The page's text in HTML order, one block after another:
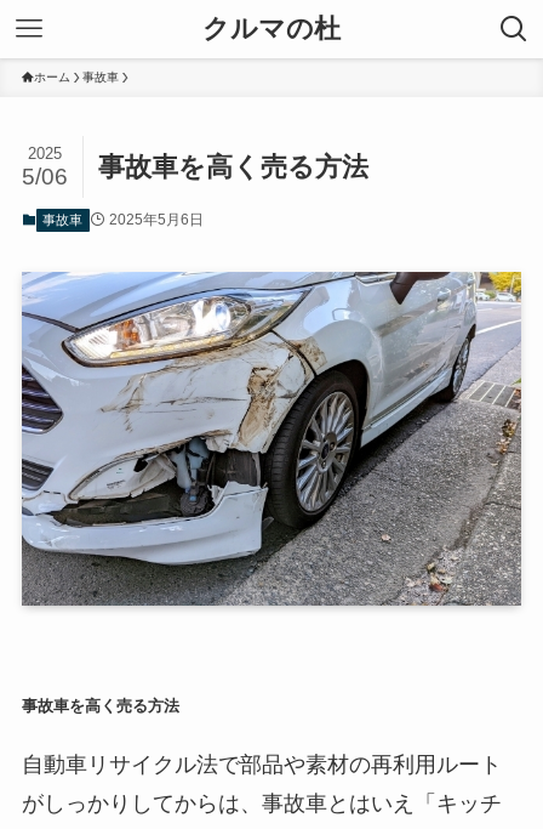
クルマの杜
ホーム 事故車
事故車を高く売る方法
2025
5/06
事故車 2025年5月6日
事故車を高く売る方法
自動車リサイクル法で部品や素材の再利用ルート
がしっかりしてからは、事故車とはいえ「キッチ